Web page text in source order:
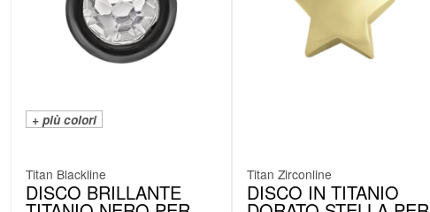
+ più colori
Titan Blackline
DISCO BRILLANTE
Titan Zirconline
DISCO IN TITANIO